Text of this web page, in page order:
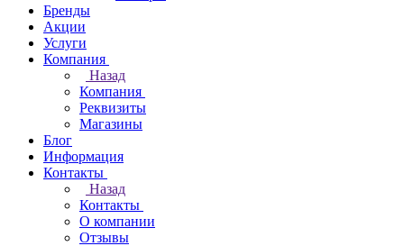
Бренды
Акции
Услуги
Компания
Назад
Компания
Реквизиты
Магазины
Блог
Информация
Контакты
Назад
Контакты
О компании
Отзывы